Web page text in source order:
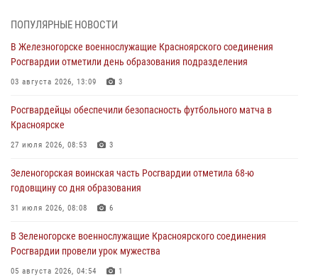
05 августа 2026, 04:52 1
В Красноярске сотрудники вневедомственной охраны Росгвардии
задержали подозреваемого в серии краж из гипермаркета
04 августа 2026, 09:57
Сотрудники Росгвардии обеспечили общественный порядок во
время проведения экстремального заплыва в Дудинке
04 августа 2026, 08:36
В Красноярске сотрудники Росгвардии задержали подозреваемого
в серии краж из супермаркета
04 августа 2026, 06:50
Военнослужащие Красноярского соединения Росгвардии
познакомили отдыхающих детей с тонкостями РХБ защиты
03 августа 2026, 13:12 2
ПОПУЛЯРНЫЕ НОВОСТИ
В Железногорске военнослужащие Красноярского соединения
Росгвардии отметили день образования подразделения
03 августа 2026, 13:09 3
Росгвардейцы обеспечили безопасность футбольного матча в
Красноярске
27 июля 2026, 08:53 3
Зеленогорская воинская часть Росгвардии отметила 68-ю
годовщину со дня образования
31 июля 2026, 08:08 6
В Зеленогорске военнослужащие Красноярского соединения
Росгвардии провели урок мужества
05 августа 2026, 04:54 1